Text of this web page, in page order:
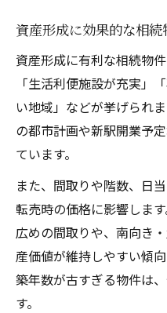
資産形成に効果的な相
資産形成に有利な相続物
「生活利便施設が充実」
い地域」などが挙げられ
の都市計画や新駅開業予
ています。
また、間取りや階数、日
転売時の価格に影響しま
広めの間取りや、南向き
産価値が維持しやすい傾
築年数が古すぎる物件は
す。